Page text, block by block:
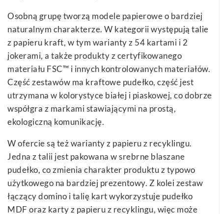
Osobną grupę tworzą modele papierowe o bardziej
naturalnym charakterze. W kategorii występują talie
z papieru kraft, w tym warianty z 54 kartami i 2
jokerami, a także produkty z certyfikowanego
materiału FSC™ i innych kontrolowanych materiałów.
Część zestawów ma kraftowe pudełko, część jest
utrzymana w kolorystyce białej i piaskowej, co dobrze
współgra z markami stawiającymi na prostą,
ekologiczną komunikację.
W ofercie są też warianty z papieru z recyklingu.
Jedna z talii jest pakowana w srebrne blaszane
pudełko, co zmienia charakter produktu z typowo
użytkowego na bardziej prezentowy. Z kolei zestaw
łączący domino i talię kart wykorzystuje pudełko
MDF oraz karty z papieru z recyklingu, więc może